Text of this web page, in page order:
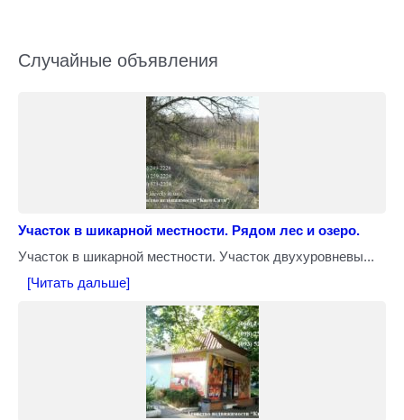
Случайные объявления
Участок в шикарной местности. Рядом лес и озеро.
Участок в шикарной местности. Участок двухуровневы...
[Читать дальше]